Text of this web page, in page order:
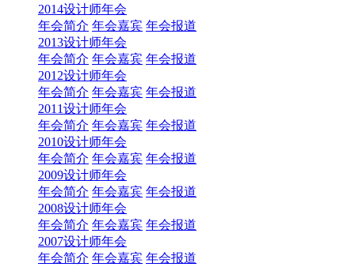
2014设计师年会
年会简介 年会嘉宾 年会报道
2013设计师年会
年会简介 年会嘉宾 年会报道
2012设计师年会
年会简介 年会嘉宾 年会报道
2011设计师年会
年会简介 年会嘉宾 年会报道
2010设计师年会
年会简介 年会嘉宾 年会报道
2009设计师年会
年会简介 年会嘉宾 年会报道
2008设计师年会
年会简介 年会嘉宾 年会报道
2007设计师年会
年会简介 年会嘉宾 年会报道